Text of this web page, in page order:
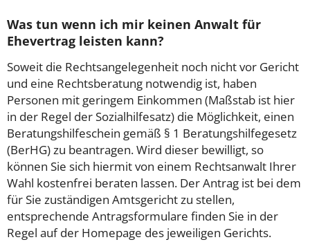
Was tun wenn ich mir keinen Anwalt für
Ehevertrag leisten kann?
Soweit die Rechtsangelegenheit noch nicht vor Gericht
und eine Rechtsberatung notwendig ist, haben
Personen mit geringem Einkommen (Maßstab ist hier
in der Regel der Sozialhilfesatz) die Möglichkeit, einen
Beratungshilfeschein gemäß § 1 Beratungshilfegesetz
(BerHG) zu beantragen. Wird dieser bewilligt, so
können Sie sich hiermit von einem Rechtsanwalt Ihrer
Wahl kostenfrei beraten lassen. Der Antrag ist bei dem
für Sie zuständigen Amtsgericht zu stellen,
entsprechende Antragsformulare finden Sie in der
Regel auf der Homepage des jeweiligen Gerichts.